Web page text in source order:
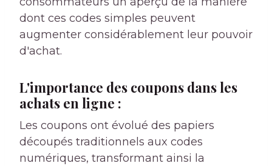
dont ces codes simples peuvent
augmenter considérablement leur pouvoir
d'achat.
L'importance des coupons dans les
achats en ligne :
Les coupons ont évolué des papiers
découpés traditionnels aux codes
numériques, transformant ainsi la